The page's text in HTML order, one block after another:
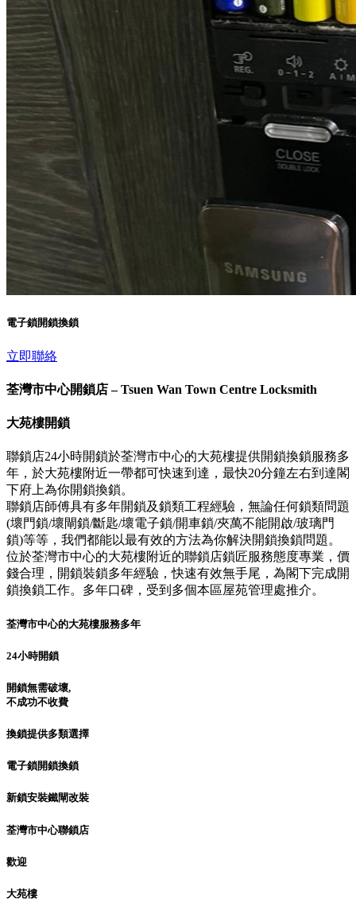
電子鎖開鎖換鎖
立即聯絡
荃灣市中心開鎖店 – Tsuen Wan Town Centre Locksmith
大苑樓開鎖
聯鎖店24小時開鎖於荃灣市中心的大苑樓提供開鎖換鎖服務多
年，於大苑樓附近一帶都可快速到達，最快20分鐘左右到達閣
下府上為你開鎖換鎖。
聯鎖店師傅具有多年開鎖及鎖類工程經驗，無論任何鎖類問題
(壞門鎖/壞閘鎖/斷匙/壞電子鎖/開車鎖/夾萬不能開啟/玻璃門
鎖)等等，我們都能以最有效的方法為你解決開鎖換鎖問題。
位於荃灣市中心的大苑樓附近的聯鎖店鎖匠服務態度專業，價
錢合理，開鎖裝鎖多年經驗，快速有效無手尾，為閣下完成開
鎖換鎖工作。多年口碑，受到多個本區屋苑管理處推介。
荃灣市中心的大苑樓服務多年
24小時開鎖
開鎖無需破壞,
不成功不收費
換鎖提供多類選擇
電子鎖開鎖換鎖
新鎖安裝鐵閘改裝
荃灣市中心聯鎖店
歡迎
大苑樓